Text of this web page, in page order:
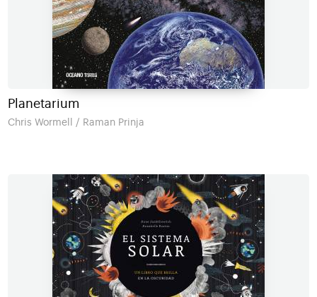
Planetarium
Chris Wormell / Raman Prinja